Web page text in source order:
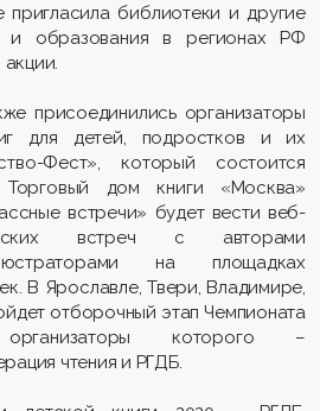
библиотеки и другие
и образования в регионах РФ
присоединились организаторы
для детей, подростков и их
Фест», который состоится
Торговый дом книги «Москва»
встречи» будет вести веб-
встреч с авторами
на площадках
В Ярославле, Твери, Владимире,
отборочный этап Чемпионата
которого –
чтения и РГДБ.